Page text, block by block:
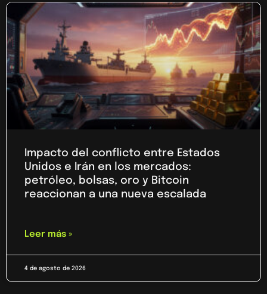
Impacto del conflicto entre Estados
Unidos e Irán en los mercados:
petróleo, bolsas, oro y Bitcoin
reaccionan a una nueva escalada
Leer más »
4 de agosto de 2026